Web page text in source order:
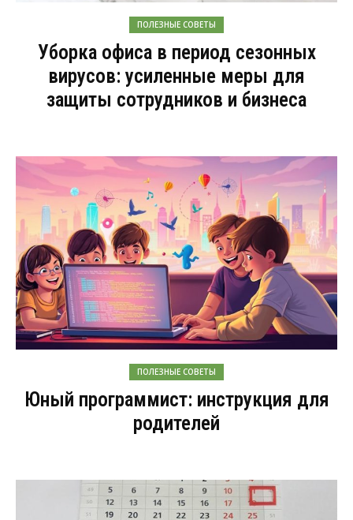
ПОЛЕЗНЫЕ СОВЕТЫ
Уборка офиса в период сезонных
вирусов: усиленные меры для
защиты сотрудников и бизнеса
ПОЛЕЗНЫЕ СОВЕТЫ
Юный программист: инструкция для
родителей